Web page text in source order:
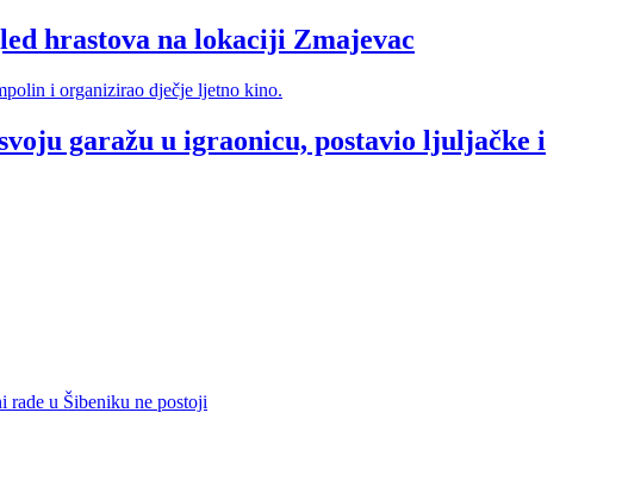
hrastova na lokaciji Zmajevac
garažu u igraonicu, postavio ljuljačke i
u Šibeniku ne postoji